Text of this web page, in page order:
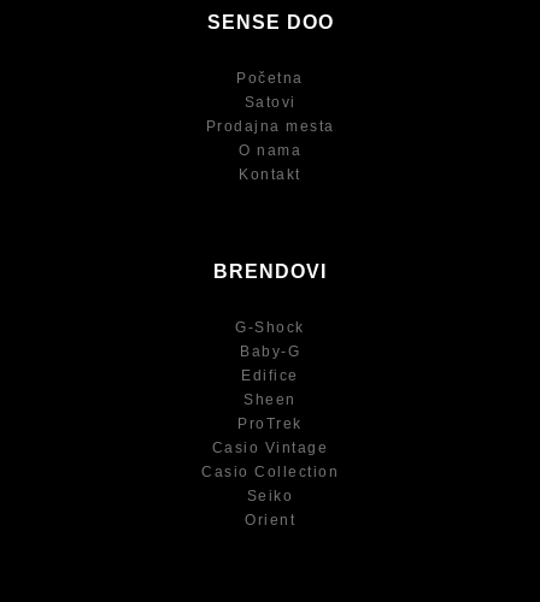
SENSE DOO
Početna
Satovi
Prodajna mesta
O nama
Kontakt
BRENDOVI
G-Shock
Baby-G
Edifice
Sheen
ProTrek
Casio Vintage
Casio Collection
Seiko
Orient